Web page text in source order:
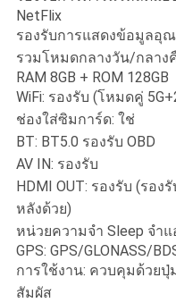
NetFlix
รองรับการแสดงข้อมูลอุ
รวมโหมดกลางวัน/กลาง
RAM 8GB + ROM 128GB
WiFi: รองรับ (โหมดคู่
ช่องใส่ซิมการ์ด: ใช่
BT: BT5.0 รองรับ OBD
AV IN: รองรับ
HDMI OUT: รองรับ (รอ
หลังด้วย)
หน่วยความจำ Sleep จำ
GPS: GPS/GLONASS/
การใช้งาน: ควบคุมด้วย
สัมผัส